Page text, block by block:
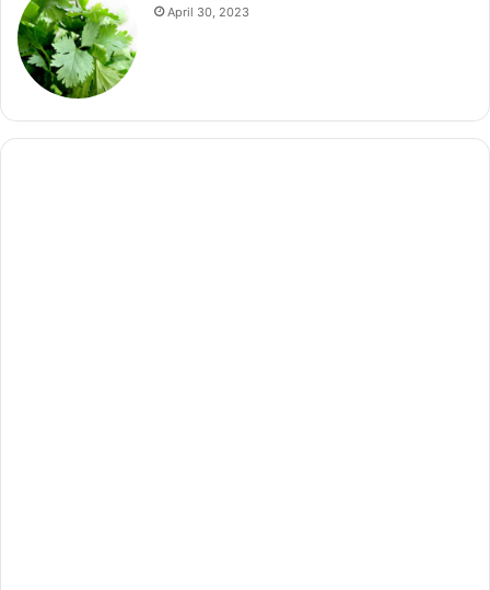
April 30, 2023